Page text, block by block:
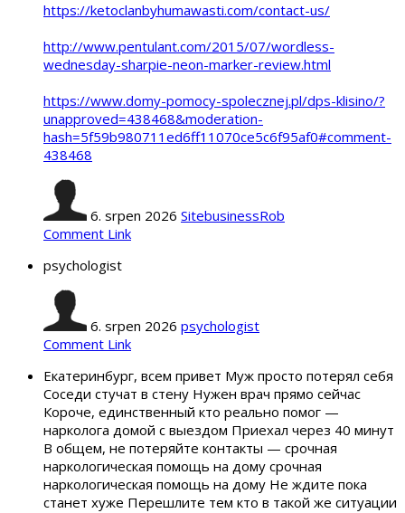
https://ketoclanbyhumawasti.com/contact-us/
http://www.pentulant.com/2015/07/wordless-
wednesday-sharpie-neon-marker-review.html
https://www.domy-pomocy-spolecznej.pl/dps-klisino/?
unapproved=438468&moderation-
hash=5f59b980711ed6ff11070ce5c6f95af0#comment-
438468
6. srpen 2026 SitebusinessRob
Comment Link
psychologist
6. srpen 2026 psychologist
Comment Link
Екатеринбург, всем привет Муж просто потерял себя
Соседи стучат в стену Нужен врач прямо сейчас
Короче, единственный кто реально помог —
нарколога домой с выездом Приехал через 40 минут
В общем, не потеряйте контакты — срочная
наркологическая помощь на дому срочная
наркологическая помощь на дому Не ждите пока
станет хуже Перешлите тем кто в такой же ситуации